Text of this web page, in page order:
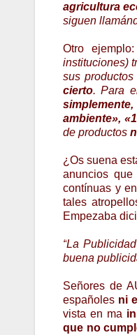
agricultura
siguen
Otro
instituciones)
sus
cierto. Para
ambiente»,
de productos
¿Os suena
anuncios
contínuas y
tales
Empezaba
“La
buena
Señores de
españoles ni
vista en ma
que no